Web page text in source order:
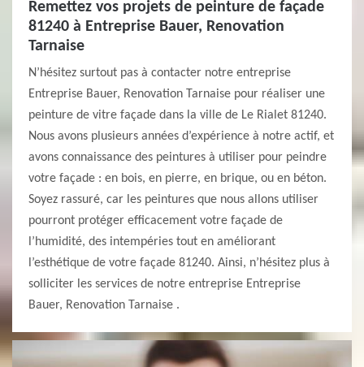
Remettez vos projets de peinture de façade
81240 à Entreprise Bauer, Renovation
Tarnaise
N’hésitez surtout pas à contacter notre entreprise
Entreprise Bauer, Renovation Tarnaise pour réaliser une
peinture de vitre façade dans la ville de Le Rialet 81240.
Nous avons plusieurs années d’expérience à notre actif, et
avons connaissance des peintures à utiliser pour peindre
votre façade : en bois, en pierre, en brique, ou en béton.
Soyez rassuré, car les peintures que nous allons utiliser
pourront protéger efficacement votre façade de
l’humidité, des intempéries tout en améliorant
l’esthétique de votre façade 81240. Ainsi, n’hésitez plus à
solliciter les services de notre entreprise Entreprise
Bauer, Renovation Tarnaise .